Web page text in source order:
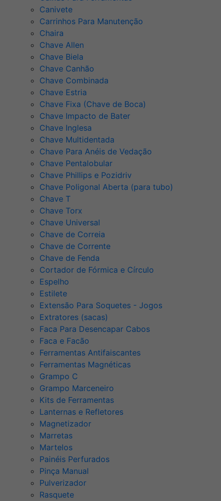
Canivete
Carrinhos Para Manutenção
Chaira
Chave Allen
Chave Biela
Chave Canhão
Chave Combinada
Chave Estria
Chave Fixa (Chave de Boca)
Chave Impacto de Bater
Chave Inglesa
Chave Multidentada
Chave Para Anéis de Vedação
Chave Pentalobular
Chave Phillips e Pozidriv
Chave Poligonal Aberta (para tubo)
Chave T
Chave Torx
Chave Universal
Chave de Correia
Chave de Corrente
Chave de Fenda
Cortador de Fórmica e Círculo
Espelho
Estilete
Extensão Para Soquetes - Jogos
Extratores (sacas)
Faca Para Desencapar Cabos
Faca e Facão
Ferramentas Antifaiscantes
Ferramentas Magnéticas
Grampo C
Grampo Marceneiro
Kits de Ferramentas
Lanternas e Refletores
Magnetizador
Marretas
Martelos
Painéis Perfurados
Pinça Manual
Pulverizador
Rasquete